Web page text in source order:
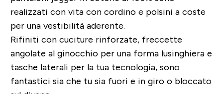
realizzati con vita con cordino e polsini a coste
per una vestibilità aderente.
Rifiniti con cuciture rinforzate, freccette
angolate al ginocchio per una forma lusinghiera e
tasche laterali per la tua tecnologia, sono
fantastici sia che tu sia fuori e in giro o bloccato